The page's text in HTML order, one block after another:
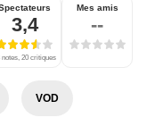
3,4
notes, 20 critiques
Mes amis
--
VOD